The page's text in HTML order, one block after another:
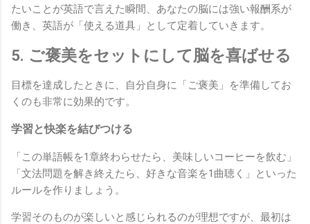
たいことが英語で言えた瞬間、あなたの脳には強い報酬系が
働き、英語が「使える道具」として定着していきます。
5. ご褒美をセットにして脳を喜ばせる
目標を達成したときに、自分自身に「ご褒美」を準備してお
くのも非常に効果的です。
学習と快楽を結びつける
「この単語帳を1章終わらせたら、美味しいコーヒーを飲む」
「文法問題を解き終えたら、好きな音楽を1曲聴く」といった
ルールを作りましょう。
学習そのものが楽しいと感じられるのが理想ですが、最初は